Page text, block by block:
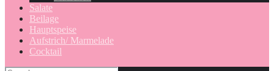
Salate
Beilage
Hauptspeise
Aufstrich/ Marmelade
Cocktail